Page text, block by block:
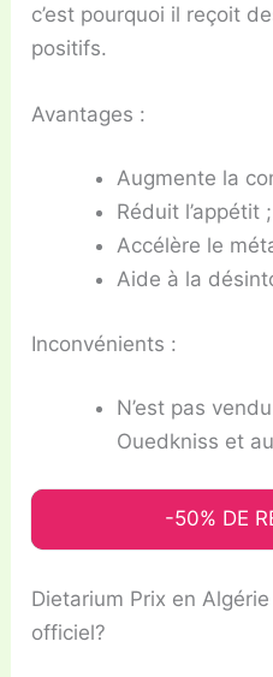
c’est pourquoi il reçoit
positifs.
Avantages :
Augmente la
Réduit l’appétit ;
Accélère le
Aide à la
Inconvénients :
N’est pas
Ouedkniss et
-50% DE
Dietarium Prix en
officiel?